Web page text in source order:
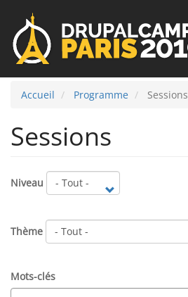
Accueil Programme Sessions
Sessions
Niveau
Thème
Mots-clés